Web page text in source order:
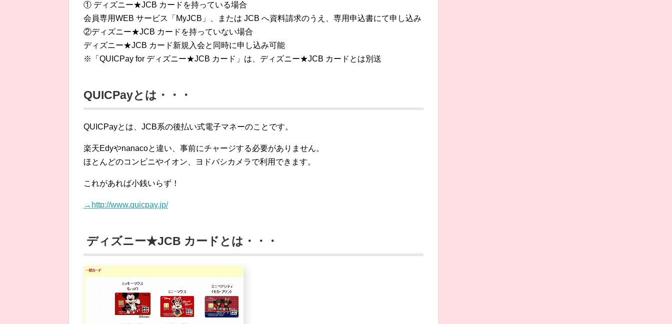
① ディズニー★JCB カードを持っている場合
会員専用WEB サービス「MyJCB」、または JCB へ資料請求のうえ、専用申込書にて申し込み
②ディズニー★JCB カードを持っていない場合
ディズニー★JCB カード新規入会と同時に申し込み可能
※「QUICPay for ディズニー★JCB カード」は、ディズニー★JCB カードとは別送
QUICPayとは・・・
QUICPayとは、JCB系の後払い式電子マネーのことです。
楽天Edyやnanacoと違い、事前にチャージする必要がありません。
ほとんどのコンビニやイオン、ヨドバシカメラで利用できます。
これがあれば小銭いらず！
→http://www.quicpay.jp/
ディズニー★JCB カードとは・・・